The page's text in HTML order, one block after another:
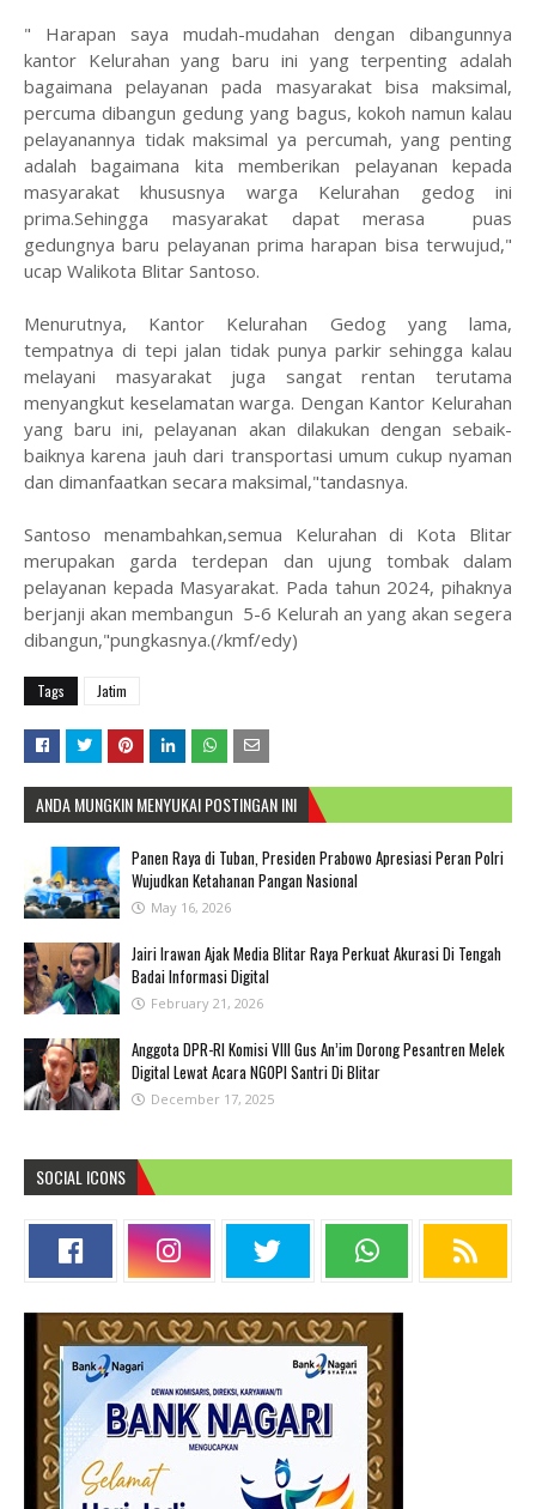
" Harapan saya mudah-mudahan dengan dibangunnya
kantor Kelurahan yang baru ini yang terpenting adalah
bagaimana pelayanan pada masyarakat bisa maksimal,
percuma dibangun gedung yang bagus, kokoh namun kalau
pelayanannya tidak maksimal ya percumah, yang penting
adalah bagaimana kita memberikan pelayanan kepada
masyarakat khususnya warga Kelurahan gedog ini
prima.Sehingga masyarakat dapat merasa puas
gedungnya baru pelayanan prima harapan bisa terwujud,"
ucap Walikota Blitar Santoso.
Menurutnya, Kantor Kelurahan Gedog yang lama,
tempatnya di tepi jalan tidak punya parkir sehingga kalau
melayani masyarakat juga sangat rentan terutama
menyangkut keselamatan warga. Dengan Kantor Kelurahan
yang baru ini, pelayanan akan dilakukan dengan sebaik-
baiknya karena jauh dari transportasi umum cukup nyaman
dan dimanfaatkan secara maksimal,"tandasnya.
Santoso menambahkan,semua Kelurahan di Kota Blitar
merupakan garda terdepan dan ujung tombak dalam
pelayanan kepada Masyarakat. Pada tahun 2024, pihaknya
berjanji akan membangun 5-6 Kelurah an yang akan segera
dibangun,"pungkasnya.(/kmf/edy)
Tags Jatim
ANDA MUNGKIN MENYUKAI POSTINGAN INI
Panen Raya di Tuban, Presiden Prabowo Apresiasi Peran Polri
Wujudkan Ketahanan Pangan Nasional
May 16, 2026
Jairi Irawan Ajak Media Blitar Raya Perkuat Akurasi Di Tengah
Badai Informasi Digital
February 21, 2026
Anggota DPR-RI Komisi VIII Gus An’im Dorong Pesantren Melek
Digital Lewat Acara NGOPI Santri Di Blitar
December 17, 2025
SOCIAL ICONS